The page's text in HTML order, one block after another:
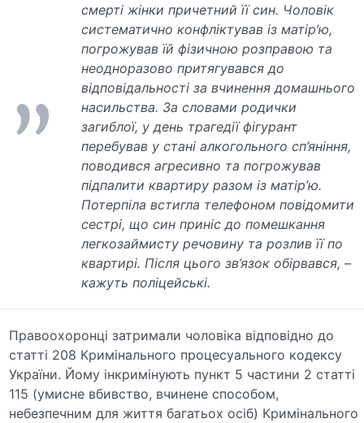
смерті жінки причетний її син. Чоловік
систематично конфліктував із матір’ю,
погрожував їй фізичною розправою та
неодноразово притягувався до
відповідальності за вчинення домашнього
насильства. За словами родички
загиблої, у день трагедії фігурант
перебував у стані алкогольного сп’яніння,
поводився агресивно та погрожував
підпалити квартиру разом із матір’ю.
Потерпіла встигла телефоном повідомити
сестрі, що син приніс до помешкання
легкозаймисту речовину та розлив її по
квартирі. Після цього зв’язок обірвався, –
кажуть поліцейські.
Правоохоронці затримали чоловіка відповідно до
статті 208 Кримінального процесуального кодексу
України. Йому інкримінують пункт 5 частини 2 статті
115 (умисне вбивство, вчинене способом,
небезпечним для життя багатьох осіб) Кримінального